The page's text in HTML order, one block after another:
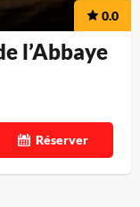
0.0
l’Abbaye
Réserver